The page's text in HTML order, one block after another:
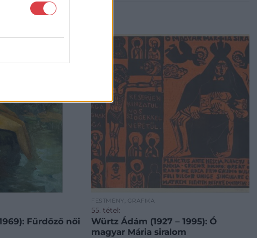
Fürdőző női
FESTMÉNY, GRAFIKA
55. tétel:
Würtz Ádám (1927 – 1995): Ó
magyar Mária siralom